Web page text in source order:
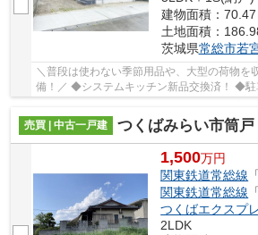
建物面積：70.47
土地面積：
茨城県常総市若
＼普段は使わない季節用品や、大型の荷物を
備！／ ◆システムキッチン新品交換済！ ◆駐車３台可能！ ◆風通し、
売買 | 中古一戸建
つくばみらい市筒
1,500万円
関東鉄道常総線 「
関東鉄道常総線
つくばエクスプ
2LDK